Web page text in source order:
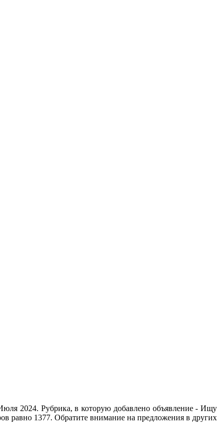
2024. Рубрика, в которую добавлено объявление - Ищу
равно 1377. Обратите внимание на предложения в других